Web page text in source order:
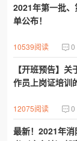
2021年第一批
单公布！
10539阅读 0
【开班预告】
作员上岗证培训
12075阅读 0
最新！2021年